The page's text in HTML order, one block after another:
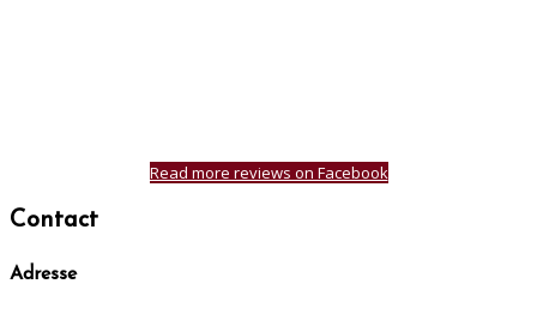
Read more reviews on Facebook
Contact
Adresse